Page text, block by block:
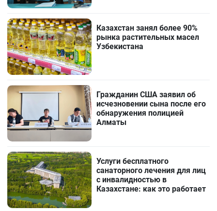
Казахстан занял более 90%
рынка растительных масел
Узбекистана
Гражданин США заявил об
исчезновении сына после его
обнаружения полицией
Алматы
Услуги бесплатного
санаторного лечения для лиц
с инвалидностью в
Казахстане: как это работает